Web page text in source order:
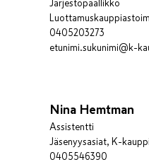
Järjestöpäällikkö
0405203273
etunimi.sukunimi@k-
Nina Hemtman
Assistentti
Jäsenyysasiat, K-
0405546390